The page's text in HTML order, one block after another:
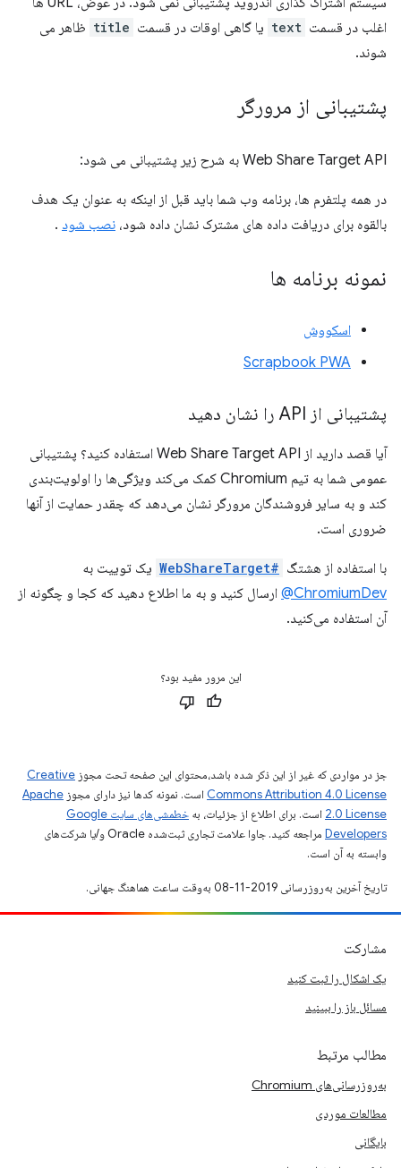
اغلب در قسمت text یا گاهی اوقات در قسمت title ظاهر می
شوند.
پشتیبانی از مرورگر
Web Share Target API به شرح زیر پشتیبانی می شود:
در همه پلتفرم ها، برنامه وب شما باید قبل از اینکه به عنوان یک هدف
بالقوه برای دریافت داده های مشترک نشان داده شود، نصب شود .
نمونه برنامه ها
اسکووش
Scrapbook PWA
پشتیبانی از API را نشان دهید
آیا قصد دارید از Web Share Target API استفاده کنید؟ پشتیبانی
عمومی شما به تیم Chromium کمک می‌کند ویژگی‌ها را اولویت‌بندی
کند و به سایر فروشندگان مرورگر نشان می‌دهد که چقدر حمایت از آنها
ضروری است.
با استفاده از هشتگ #WebShareTarget
یک توییت به
ChromiumDev@
ارسال کنید و به ما اطلاع دهید که کجا و چگونه از
آن استفاده می‌کنید.
این مرور مفید بود؟
جز در مواردی که غیر از این ذکر شده باشد،‌محتوای این صفحه تحت مجوز Creative
Commons Attribution 4.0 License است. نمونه کدها نیز دارای مجوز Apache
2.0 License است. برای اطلاع از جزئیات، به
خطمشی‌های سایت Google
Developers‏
مراجعه کنید. جاوا علامت تجاری ثبت‌شده Oracle و/یا شرکت‌های
وابسته به آن است.
تاریخ آخرین به‌روزرسانی 2019-11-08 به‌وقت ساعت هماهنگ جهانی.
مشارکت
یک اشکال را ثبت کنید
مسائل باز را ببینید
مطالب مرتبط
به‌روزرسانی‌های Chromium
مطالعات موردی
بایگانی